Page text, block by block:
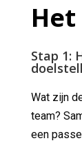
Stap 1:
Wat zijn
team?
een